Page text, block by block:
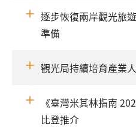
逐步恢復兩岸觀光旅
準備
觀光局持續培育產業
《臺灣米其林指南
比登推介